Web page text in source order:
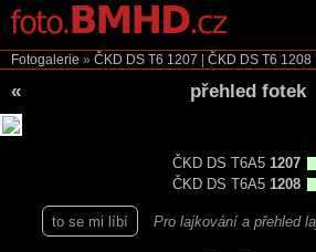
Fotogalerie » ČKD DS T6 1207 ČKD DS T6 1208
« přehled fotek
ČKD DS T6A5 1207
ČKD DS T6A5 1208
to se mi líbí Pro lajkování a přehled